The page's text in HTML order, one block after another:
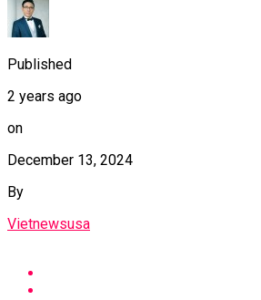
Published
2 years ago
on
December 13, 2024
By
Vietnewsusa